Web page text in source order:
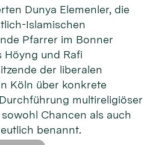
Dunya Elemenler, die
Islamischen
Pfarrer im Bonner
Höyng und Rafi
der liberalen
Köln über konkrete
multireligiöser
Chancen als auch
benannt.